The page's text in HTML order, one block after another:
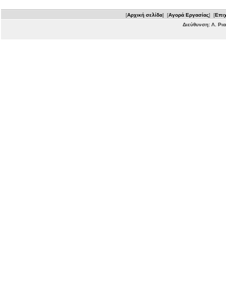
[Αρχική σελίδα] [Αγορά Εργασίας] [
Διεύθυνση: Λ.